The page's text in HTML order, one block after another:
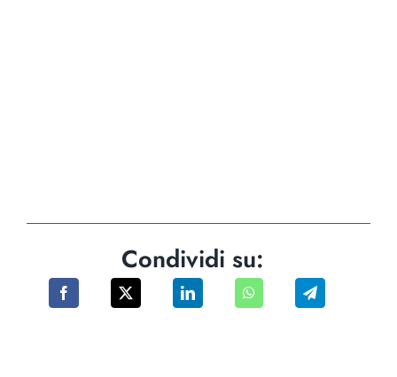
Condividi su: